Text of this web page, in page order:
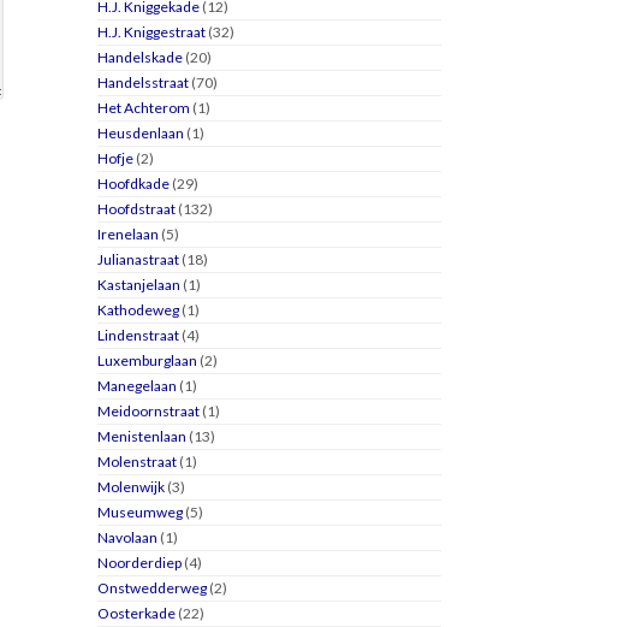
H.J. Kniggekade (12)
H.J. Kniggestraat (32)
Handelskade (20)
Handelsstraat (70)
Het Achterom (1)
Heusdenlaan (1)
Hofje (2)
Hoofdkade (29)
Hoofdstraat (132)
Irenelaan (5)
Julianastraat (18)
Kastanjelaan (1)
Kathodeweg (1)
Lindenstraat (4)
Luxemburglaan (2)
Manegelaan (1)
Meidoornstraat (1)
Menistenlaan (13)
Molenstraat (1)
Molenwijk (3)
Museumweg (5)
Navolaan (1)
Noorderdiep (4)
Onstwedderweg (2)
Oosterkade (22)